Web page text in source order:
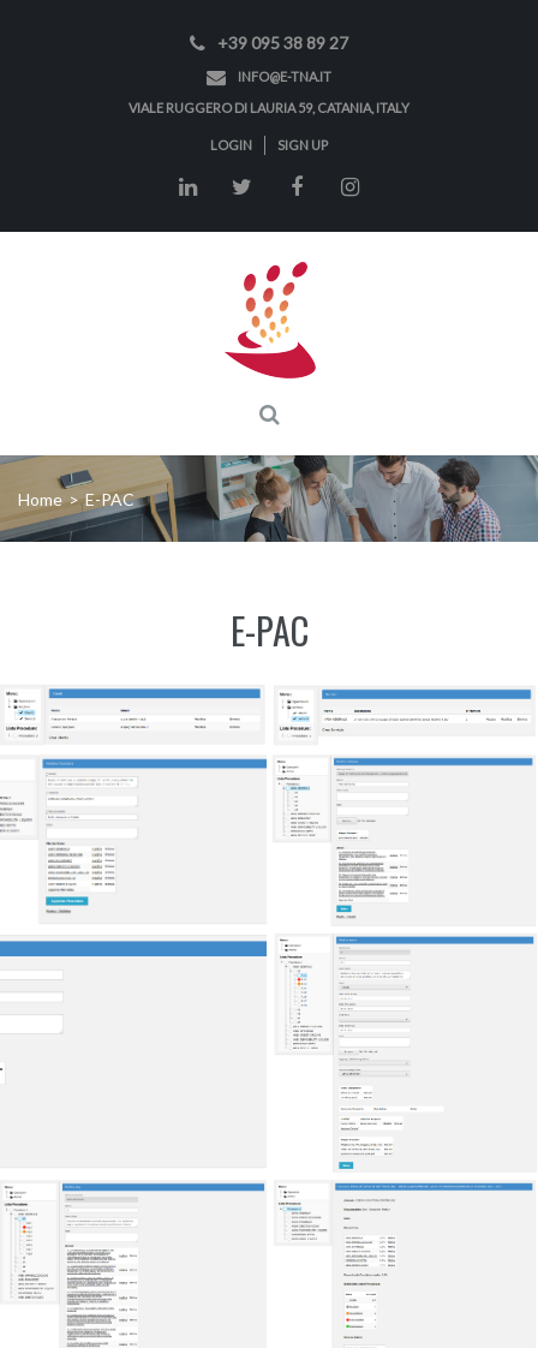
+39 095 38 89 27
INFO@E-TNA.IT
VIALE RUGGERO DI LAURIA 59, CATANIA, ITALY
LOGIN SIGN UP
Home > E-PAC
E-PAC